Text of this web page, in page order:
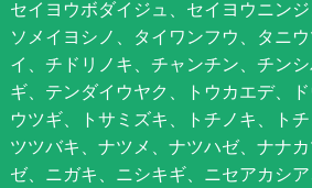
セイヨウボダイジュ、セイヨウニンジ
ソメイヨシノ、タイワンフウ、タニ
イ、チドリノキ、チャンチン、チン
ギ、テンダイウヤク、トウカエデ、
ウツギ、トサミズキ、トチノキ、ト
ツツバキ、ナツメ、ナツハゼ、ナナ
ゼ、ニガキ、ニシキギ、ニセアカシ